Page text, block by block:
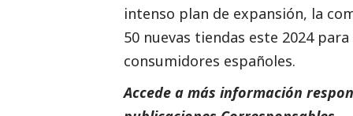
intenso plan de expansión, la
50 nuevas tiendas este 2024
consumidores españoles.
Accede a más información